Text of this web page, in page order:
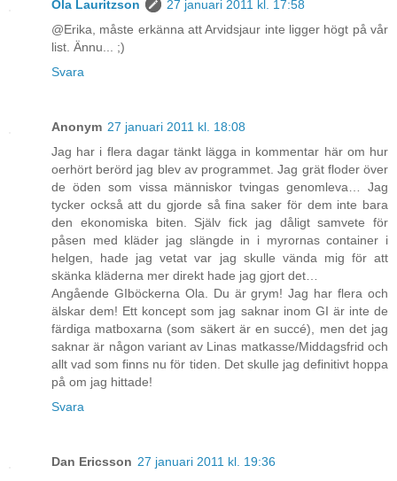
Ola Lauritzson
27 januari 2011 kl. 17:58
@Erika, måste erkänna att Arvidsjaur inte ligger högt på vår
list. Ännu... ;)
Svara
Anonym 27 januari 2011 kl. 18:08
Jag har i flera dagar tänkt lägga in kommentar här om hur
oerhört berörd jag blev av programmet. Jag grät floder över
de öden som vissa människor tvingas genomleva… Jag
tycker också att du gjorde så fina saker för dem inte bara
den ekonomiska biten. Själv fick jag dåligt samvete för
påsen med kläder jag slängde in i myrornas container i
helgen, hade jag vetat var jag skulle vända mig för att
skänka kläderna mer direkt hade jag gjort det…
Angående GIböckerna Ola. Du är grym! Jag har flera och
älskar dem! Ett koncept som jag saknar inom GI är inte de
färdiga matboxarna (som säkert är en succé), men det jag
saknar är någon variant av Linas matkasse/Middagsfrid och
allt vad som finns nu för tiden. Det skulle jag definitivt hoppa
på om jag hittade!
Svara
Dan Ericsson 27 januari 2011 kl. 19:36